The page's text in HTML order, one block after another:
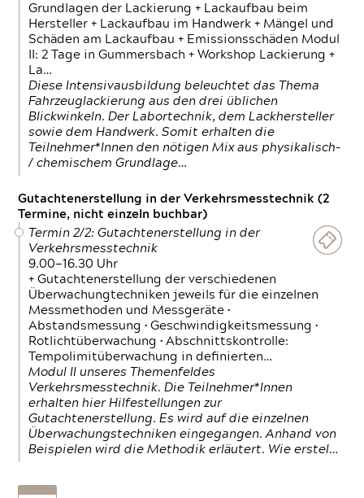
Grundlagen der Lackierung + Lackaufbau beim
Hersteller + Lackaufbau im Handwerk + Mängel und
Schäden am Lackaufbau + Emissionsschäden Modul
II: 2 Tage in Gummersbach + Workshop Lackierung +
La…
Diese Intensivausbildung beleuchtet das Thema
Fahrzeuglackierung aus den drei üblichen
Blickwinkeln. Der Labortechnik, dem Lackhersteller
sowie dem Handwerk. Somit erhalten die
Teilnehmer*Innen den nötigen Mix aus physikalisch-
/ chemischem Grundlage…
Gutachtenerstellung in der Verkehrsmesstechnik (2
Termine, nicht einzeln buchbar)
Termin 2/2: Gutachtenerstellung in der
Verkehrsmesstechnik
9.00—16.30 Uhr
+ Gutachtenerstellung der verschiedenen
Überwachungtechniken jeweils für die einzelnen
Messmethoden und Messgeräte •
Abstandsmessung • Geschwindigkeitsmessung •
Rotlichtüberwachung • Abschnittskontrolle:
Tempolimitüberwachung in definierten…
Modul II unseres Themenfeldes
Verkehrsmesstechnik. Die Teilnehmer*Innen
erhalten hier Hilfestellungen zur
Gutachtenerstellung. Es wird auf die einzelnen
Überwachungstechniken eingegangen. Anhand von
Beispielen wird die Methodik erläutert. Wie erstel…